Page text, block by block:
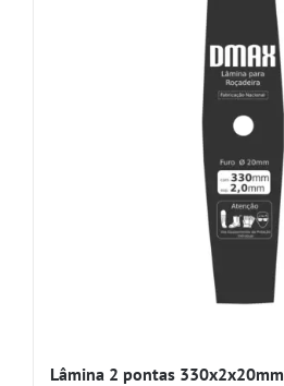
Lâmina 2 pontas 330x2x20mm